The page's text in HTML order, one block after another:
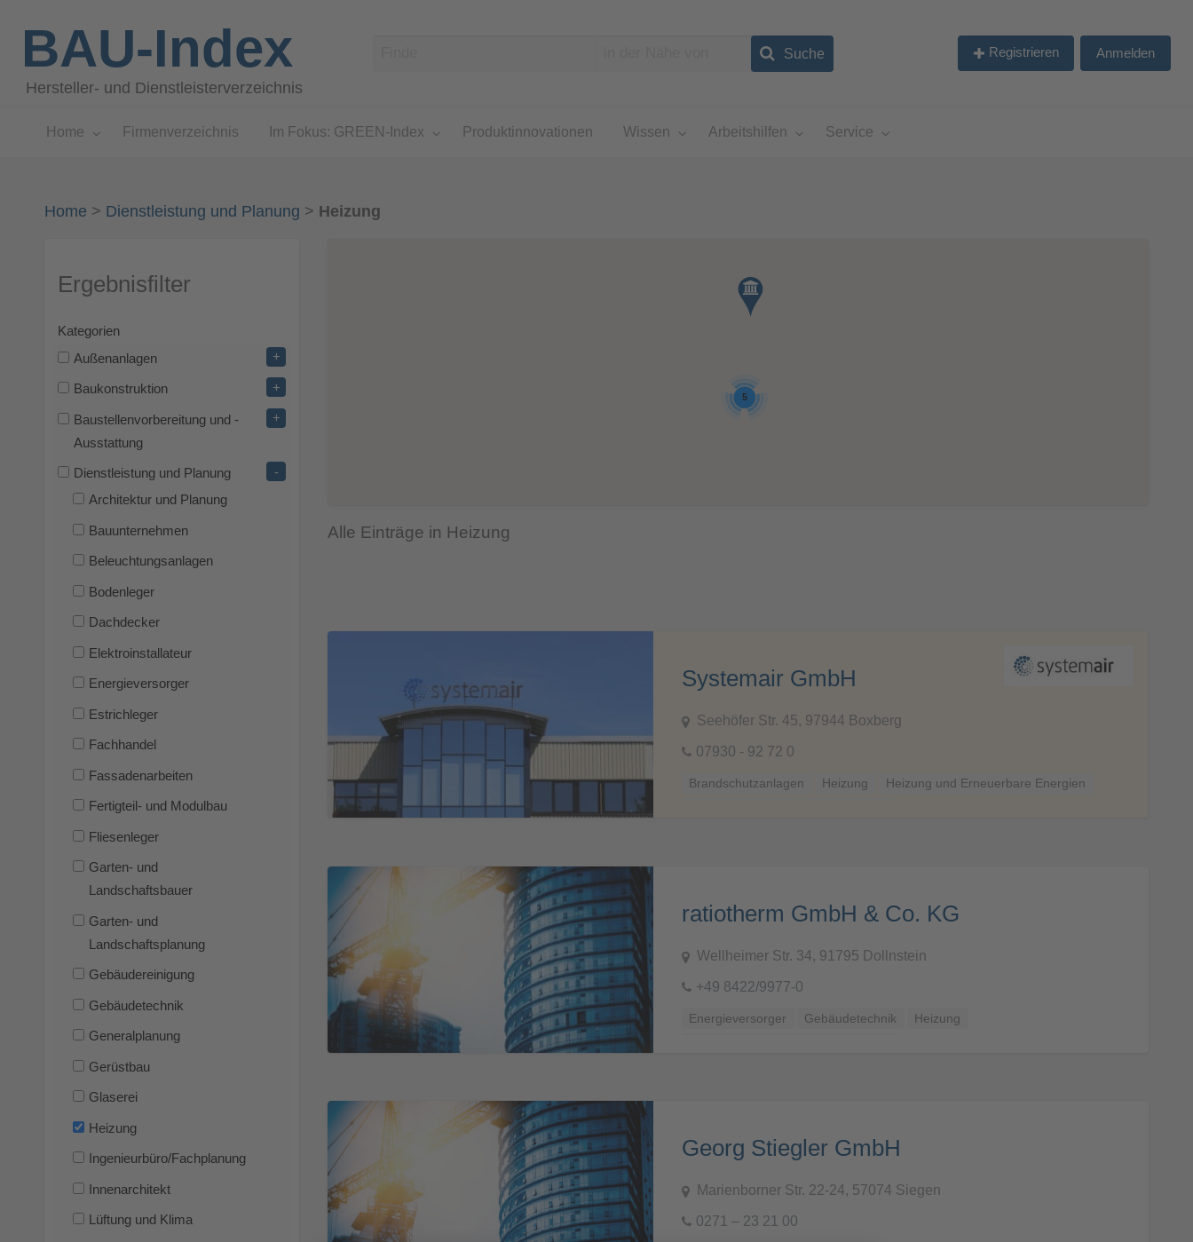
BAU-Index
Hersteller- und Dienstleisterverzeichnis
Registrieren Anmelden
Home Firmenverzeichnis Im Fokus: GREEN-Index Produktinnovationen Wissen Arbeitshilfen Service
Home > Dienstleistung und Planung > Heizung
Ergebnisfilter
Kategorien
Außenanlagen
+
Baukonstruktion +
Baustellenvorbereitung und -
Ausstattung
+
Dienstleistung und Planung -
Architektur und Planung
Bauunternehmen
Beleuchtungsanlagen
Bodenleger
Dachdecker
Elektroinstallateur
Energieversorger
Estrichleger
Fachhandel
Fassadenarbeiten
Fertigteil- und Modulbau
Fliesenleger
Garten- und
Landschaftsbauer
Garten- und
Landschaftsplanung
Gebäudereinigung
Gebäudetechnik
Generalplanung
Gerüstbau
Glaserei
Heizung
Ingenieurbüro/Fachplanung
Innenarchitekt
Lüftung und Klima
5
Alle Einträge in Heizung
Systemair GmbH
Seehöfer Str. 45, 97944 Boxberg
07930 - 92 72 0
Brandschutzanlagen Heizung
Heizung und Erneuerbare Energien
ratiotherm GmbH & Co. KG
Wellheimer Str. 34, 91795 Dollnstein
+49 8422/9977-0
Energieversorger Gebäudetechnik
Heizung
Georg Stiegler GmbH
Marienborner Str. 22-24, 57074 Siegen
0271 – 23 21 00